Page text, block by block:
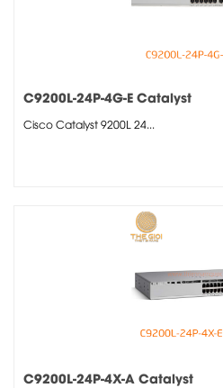
C9200L-24P-4G-E Catalyst
Cisco Catalyst 9200L 24...
C9200L-24P-4X-A Catalyst